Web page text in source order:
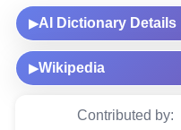
▶AI Dictionary Details
▶Wikipedia
Contributed by: